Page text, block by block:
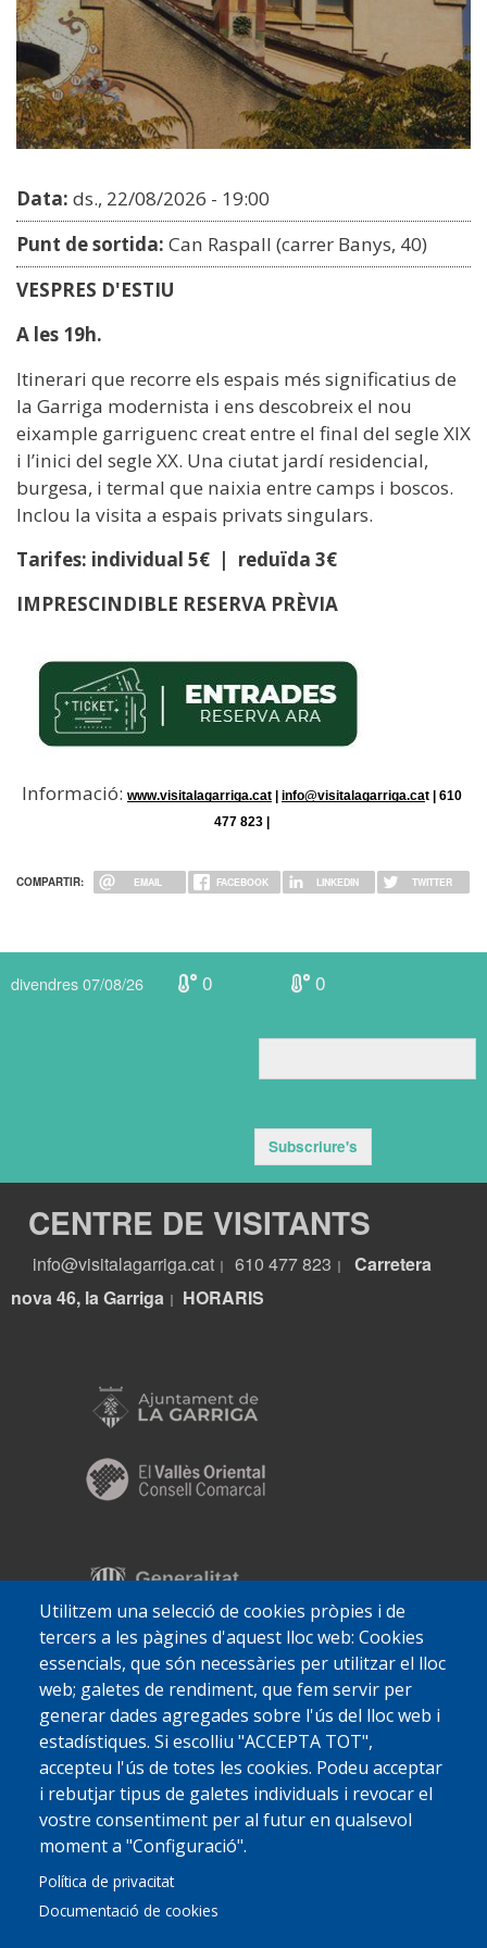
Data: ds., 22/08/2026 - 19:00
Punt de sortida: Can Raspall (carrer Banys, 40)
VESPRES D'ESTIU
A les 19h.
Itinerari que recorre els espais més significatius de
la Garriga modernista i ens descobreix el nou
eixample garriguenc creat entre el final del segle XIX
i l’inici del segle XX. Una ciutat jardí residencial,
burgesa, i termal que naixia entre camps i boscos.
Inclou la visita a espais privats singulars.
Tarifes: individual 5€ | reduïda 3€
IMPRESCINDIBLE RESERVA PRÈVIA
Informació: www.visitalagarriga.cat info@visitalagarriga.cat | 610
477 823 |
COMPARTIR: EMAIL FACEBOOK LINKEDIN TWITTER
Utilitzem una selecció de cookies pròpies i de
tercers a les pàgines d'aquest lloc web: Cookies
essencials, que són necessàries per utilitzar el lloc
web; galetes de rendiment, que fem servir per
generar dades agregades sobre l'ús del lloc web i
estadístiques. Si escolliu "ACCEPTA TOT",
accepteu l'ús de totes les cookies. Podeu acceptar
i rebutjar tipus de galetes individuals i revocar el
vostre consentiment per al futur en qualsevol
moment a "Configuració".
Política de privacitat
Documentació de cookies
divendres 07/08/26 0 0
Subscriure's
CENTRE DE VISITANTS
info@visitalagarriga.cat 610 477 823
Carretera
nova 46, la Garriga
HORARIS